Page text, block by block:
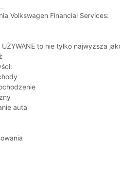
Volkswagen Financial Services:
UŻYWANE to nie tylko najwyższa
auta